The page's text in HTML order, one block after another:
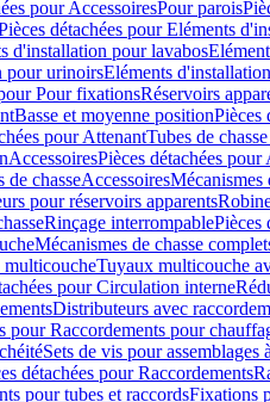
pour AccessoiresPour parois
détachées pour Eléments
d'installation pour lavabos
pour urinoirsEléments
Pour fixationsRéservoirs
Basse et moyenne positionPièces
pour AttenantTubes de
AccessoiresPièces détachées pour
de chasseAccessoiresMécanismes
pour réservoirs apparents
Rinçage interrompablePièces
Mécanismes de chasse
Tuyaux multicouche
pour Circulation interne
Distributeurs avec
pour Raccordements pour
Sets de vis pour assemblages
détachées pour Raccordements
pour tubes et raccordsFixations